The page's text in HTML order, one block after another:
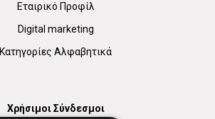
Εταιρικό Προφίλ
Digital marketing
Κατηγορίες Αλφαβητικά
Χρήσιμοι Σύνδεσμοι